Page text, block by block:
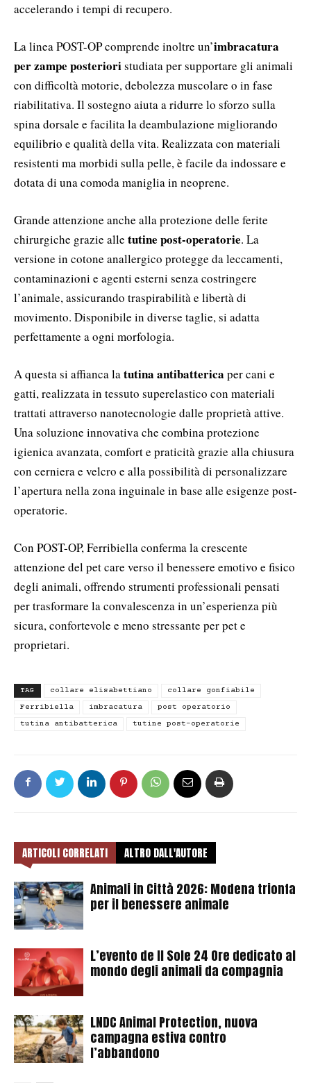
accelerando i tempi di recupero.
La linea POST-OP comprende inoltre un’imbracatura
per zampe posterioristudiata per supportare gli animali
con difficoltà motorie, debolezza muscolare o in fase
riabilitativa. Il sostegno aiuta a ridurre lo sforzo sulla
spina dorsale e facilita la deambulazione migliorando
equilibrio e qualità della vita. Realizzata con materiali
resistenti ma morbidi sulla pelle, è facile da indossare e
dotata di una comoda maniglia in neoprene.
Grande attenzione anche alla protezione delle ferite
chirurgiche grazie alle tutine post-operatorie. La
versione in cotone anallergico protegge da leccamenti,
contaminazioni e agenti esterni senza costringere
l’animale, assicurando traspirabilità e libertà di
movimento. Disponibile in diverse taglie, si adatta
perfettamente a ogni morfologia.
A questa si affianca latutina antibatterica per cani e
gatti, realizzata in tessuto superelastico con materiali
trattati attraverso nanotecnologie dalle proprietà attive.
Una soluzione innovativa che combina protezione
igienica avanzata, comfort e praticità grazie alla chiusura
con cerniera e velcro e alla possibilità di personalizzare
l’apertura nella zona inguinale in base alle esigenze post-
operatorie.
Con POST-OP, Ferribiella conferma la crescente
attenzione del pet care verso il benessere emotivo e fisico
degli animali, offrendo strumenti professionali pensati
per trasformare la convalescenza in un’esperienza più
sicura, confortevole e meno stressante per pet e
proprietari.
TAG collare elisabettiano
collare gonfiabile
Ferribiella
imbracatura
post operatorio
tutina antibatterica
tutine post-operatorie
ARTICOLI CORRELATI ALTRO DALL'AUTORE
Animali in Città 2026: Modena trionfa
per il benessere animale
L’evento de Il Sole 24 Ore dedicato al
mondo degli animali da compagnia
LNDC Animal Protection, nuova
campagna estiva contro
l’abbandono